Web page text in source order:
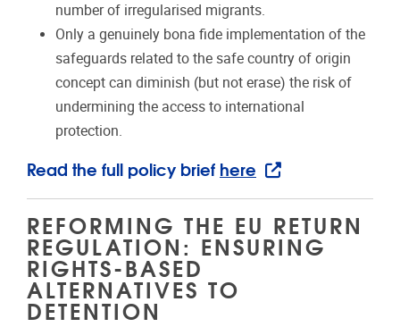
number of irregularised migrants.
Only a genuinely bona fide implementation of the
safeguards related to the safe country of origin
concept can diminish (but not erase) the risk of
undermining the access to international
protection.
Read the full policy brief here
REFORMING THE EU RETURN
REGULATION: ENSURING
RIGHTS-BASED
ALTERNATIVES TO
DETENTION